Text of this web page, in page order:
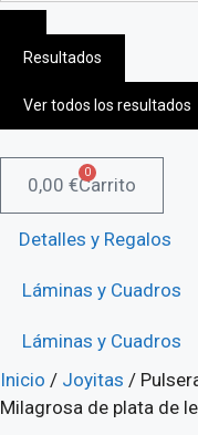
Resultados
Ver todos los resultados
0,00 €
0
Carrito
Detalles y Regalos
Láminas y Cuadros
Láminas y Cuadros
Inicio / Joyitas /
Milagrosa de plata de